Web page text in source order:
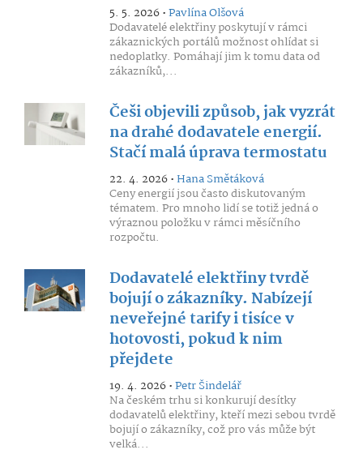
5. 5. 2026 •Pavlína Olšová
Dodavatelé elektřiny poskytují v rámci
zákaznických portálů možnost ohlídat si
nedoplatky. Pomáhají jim k tomu data od
zákazníků,...
Češi objevili způsob, jak vyzrát
na drahé dodavatele energií.
Stačí malá úprava termostatu
22. 4. 2026 •Hana Smětáková
Ceny energií jsou často diskutovaným
tématem. Pro mnoho lidí se totiž jedná o
výraznou položku v rámci měsíčního
rozpočtu.
Dodavatelé elektřiny tvrdě
bojují o zákazníky. Nabízejí
neveřejné tarify i tisíce v
hotovosti, pokud k nim
přejdete
19. 4. 2026 •Petr Šindelář
Na českém trhu si konkurují desítky
dodavatelů elektřiny, kteří mezi sebou tvrdě
bojují o zákazníky, což pro vás může být
velká...